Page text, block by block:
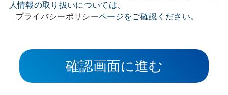
人情報の取り扱いについては、
プライバシーポリシーページをご確認ください。
確認画面に進む